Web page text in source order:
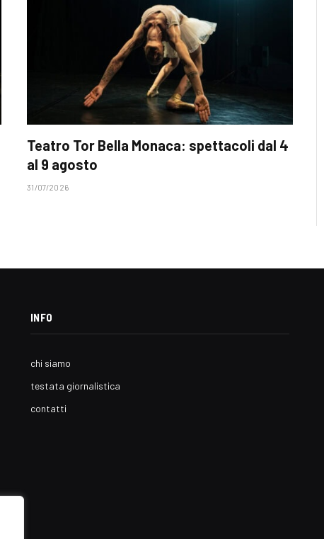
Teatro Tor Bella Monaca: spettacoli dal 4
al 9 agosto
31/07/2026
INFO
chi siamo
testata giornalistica
contatti